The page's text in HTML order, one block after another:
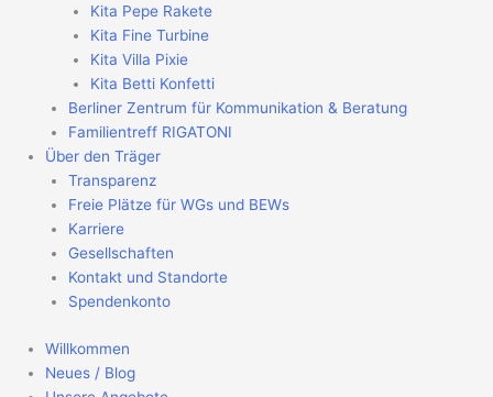
Kita Pepe Rakete
Kita Fine Turbine
Kita Villa Pixie
Kita Betti Konfetti
Berliner Zentrum für Kommunikation & Beratung
Familientreff RIGATONI
Über den Träger
Transparenz
Freie Plätze für WGs und BEWs
Karriere
Gesellschaften
Kontakt und Standorte
Spendenkonto
Willkommen
Neues / Blog